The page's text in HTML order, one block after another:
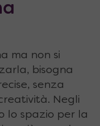
ma non si
bisogna
senza
Negli
lo spazio per la